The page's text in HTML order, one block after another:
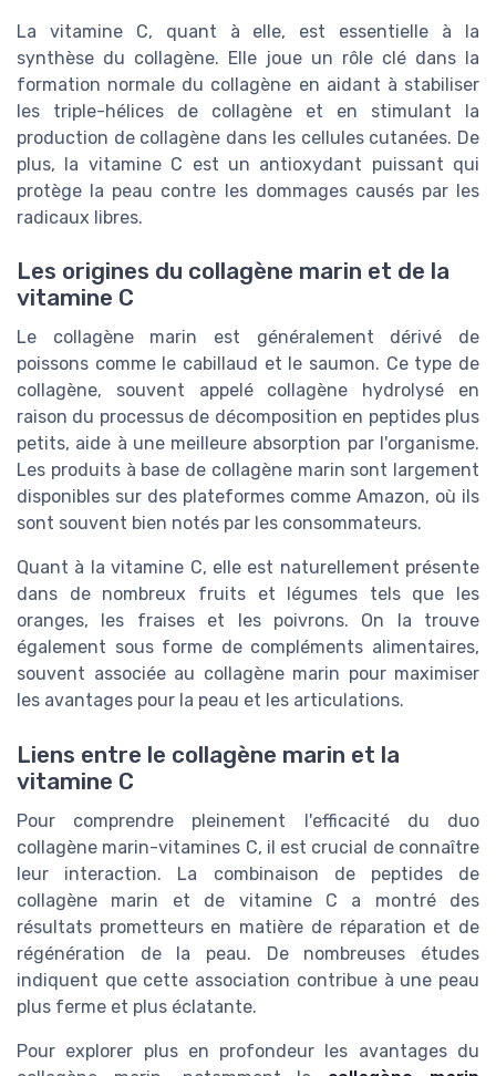
La vitamine C, quant à elle, est essentielle à la
synthèse du collagène. Elle joue un rôle clé dans la
formation normale du collagène en aidant à stabiliser
les triple-hélices de collagène et en stimulant la
production de collagène dans les cellules cutanées. De
plus, la vitamine C est un antioxydant puissant qui
protège la peau contre les dommages causés par les
radicaux libres.
Les origines du collagène marin et de la
vitamine C
Le collagène marin est généralement dérivé de
poissons comme le cabillaud et le saumon. Ce type de
collagène, souvent appelé collagène hydrolysé en
raison du processus de décomposition en peptides plus
petits, aide à une meilleure absorption par l'organisme.
Les produits à base de collagène marin sont largement
disponibles sur des plateformes comme Amazon, où ils
sont souvent bien notés par les consommateurs.
Quant à la vitamine C, elle est naturellement présente
dans de nombreux fruits et légumes tels que les
oranges, les fraises et les poivrons. On la trouve
également sous forme de compléments alimentaires,
souvent associée au collagène marin pour maximiser
les avantages pour la peau et les articulations.
Liens entre le collagène marin et la
vitamine C
Pour comprendre pleinement l'efficacité du duo
collagène marin-vitamines C, il est crucial de connaître
leur interaction. La combinaison de peptides de
collagène marin et de vitamine C a montré des
résultats prometteurs en matière de réparation et de
régénération de la peau. De nombreuses études
indiquent que cette association contribue à une peau
plus ferme et plus éclatante.
Pour explorer plus en profondeur les avantages du